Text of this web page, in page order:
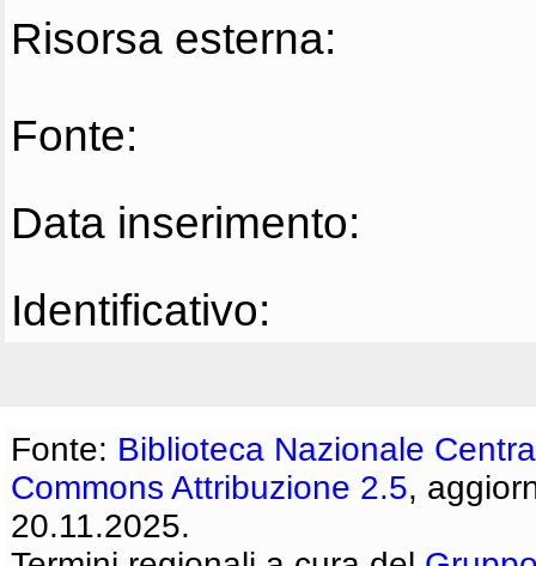
Risorsa esterna:
Fonte:
Data inserimento:
Identificativo:
Fonte: Biblioteca Nazionale
Commons Attribuzione 2.5,
20.11.2025.